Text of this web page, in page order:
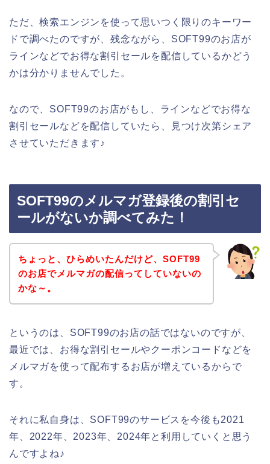
ただ、検索エンジンを使って思いつく限りのキーワー
ドで調べたのですが、残念ながら、SOFT99のお店が
ラインなどでお得な割引セールを配信しているかどう
かは分かりませんでした。
なので、SOFT99のお店がもし、ラインなどでお得な
割引セールなどを配信していたら、見つけ次第シェア
させていただきます♪
SOFT99のメルマガ登録後の割引セ
ールがないか調べてみた！
ちょっと、ひらめいたんだけど、SOFT99
のお店でメルマガの配信ってしていないの
かな～。
というのは、SOFT99のお店の話ではないのですが、
最近では、お得な割引セールやクーポンコードなどを
メルマガを使って配布するお店が増えているからで
す。
それに私自身は、SOFT99のサービスを今後も2021
年、2022年、2023年、2024年と利用していくと思う
んですよね♪